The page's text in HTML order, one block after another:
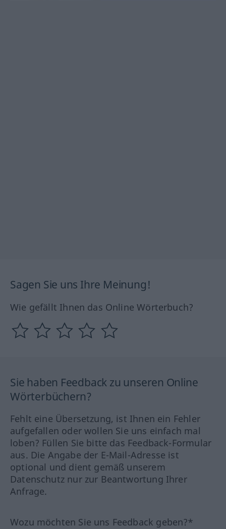
Sagen Sie uns Ihre Meinung!
Wie gefällt Ihnen das Online Wörterbuch?
Sie haben Feedback zu unseren Online
Wörterbüchern?
Fehlt eine Übersetzung, ist Ihnen ein Fehler
aufgefallen oder wollen Sie uns einfach mal
loben? Füllen Sie bitte das Feedback-Formular
aus. Die Angabe der E-Mail-Adresse ist
optional und dient gemäß unserem
Datenschutz nur zur Beantwortung Ihrer
Anfrage.
Wozu möchten Sie uns Feedback geben?*